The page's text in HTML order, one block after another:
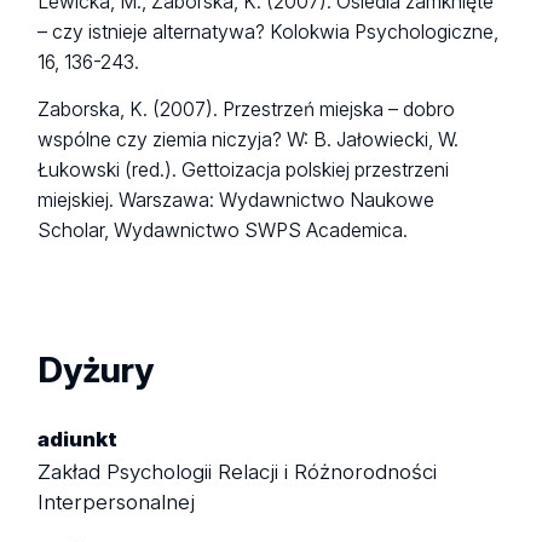
– czy istnieje alternatywa? Kolokwia Psychologiczne,
16, 136-243.
Zaborska, K. (2007). Przestrzeń miejska – dobro
wspólne czy ziemia niczyja? W: B. Jałowiecki, W.
Łukowski (red.). Gettoizacja polskiej przestrzeni
miejskiej. Warszawa: Wydawnictwo Naukowe
Scholar, Wydawnictwo SWPS Academica.
Dyżury
adiunkt
Zakład Psychologii Relacji i Różnorodności
Interpersonalnej